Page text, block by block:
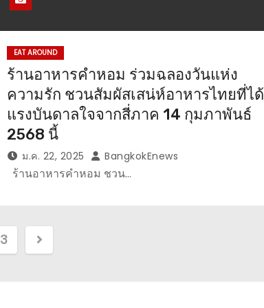
EAT AROUND
ร้านอาหารคำหอม ร่วมฉลองวันแห่ง
ความรัก ชวนสัมผัสเสน่ห์อาหารไทยที่ได้
แรงบันดาลใจจากสี่ภาค 14 กุมภาพันธ์
2568 นี้
ม.ค. 22, 2025 BangkokEnews
ร้านอาหารคำหอม ชวน…
3